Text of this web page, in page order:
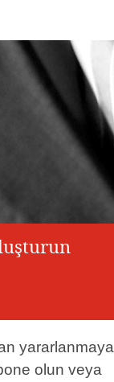
yararlanmaya
olun veya